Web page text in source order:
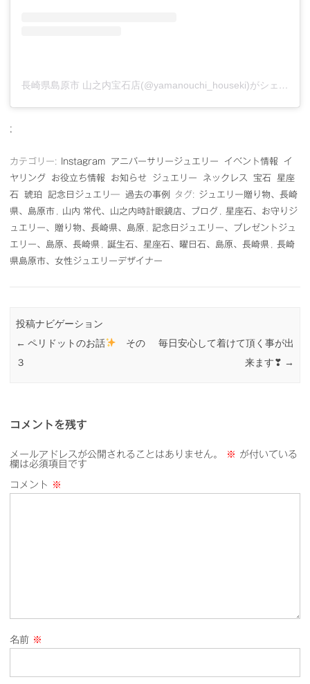
長崎県島原市 山之内宝石店(@yamanouchi_houseki)がシェアした投稿
;
カテゴリー: Instagram アニバーサリージュエリー イベント情報
イ
ヤリング
お役立ち情報 お知らせ ジュエリー ネックレス 宝石
星座
石
琥珀 記念日ジュエリ― 過去の事例 タグ:
ジュエリー贈り物、長崎
県、島原市
山内 常代、山之内時計眼鏡店、ブログ
星座石、お守りジ
ュエリー、贈り物、長崎県、島原
記念日ジュエリー、プレゼントジュ
エリー、島原、長崎県
誕生石、星座石、曜日石、島原、長崎県
長崎
県島原市、女性ジュエリーデザイナー
投稿ナビゲーション
← ペリドットのお話
その
３
毎日安心して着けて頂く事が出
来ます❣ →
コメントを残す
メールアドレスが公開されることはありません。 ※ が付いている
欄は必須項目です
コメント ※
名前 ※